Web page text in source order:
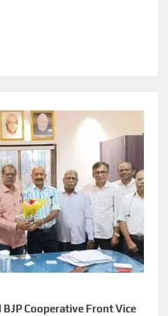
Cooperative Front Vice